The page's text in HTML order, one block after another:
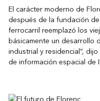
El carácter moderno de
después de la fundación
ferrocarril reemplazó los
básicamente un desarrollo
industrial y residencial”,
de información espacial de